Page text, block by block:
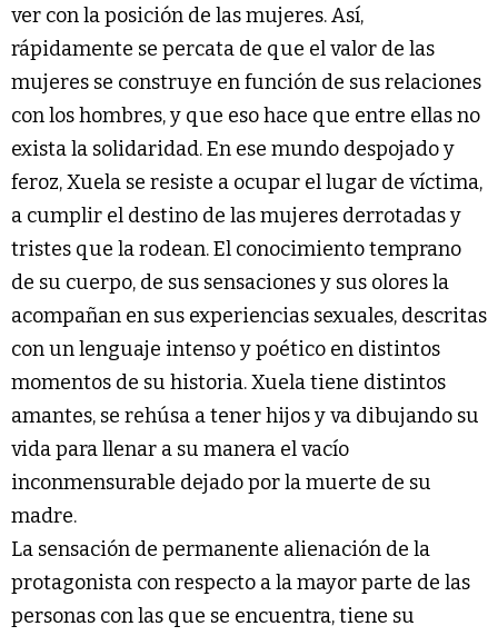
ver con la posición de las mujeres. Así,
rápidamente se percata de que el valor de las
mujeres se construye en función de sus relaciones
con los hombres, y que eso hace que entre ellas no
exista la solidaridad. En ese mundo despojado y
feroz, Xuela se resiste a ocupar el lugar de víctima,
a cumplir el destino de las mujeres derrotadas y
tristes que la rodean. El conocimiento temprano
de su cuerpo, de sus sensaciones y sus olores la
acompañan en sus experiencias sexuales, descritas
con un lenguaje intenso y poético en distintos
momentos de su historia. Xuela tiene distintos
amantes, se rehúsa a tener hijos y va dibujando su
vida para llenar a su manera el vacío
inconmensurable dejado por la muerte de su
madre.
La sensación de permanente alienación de la
protagonista con respecto a la mayor parte de las
personas con las que se encuentra, tiene su